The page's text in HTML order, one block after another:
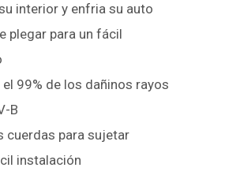
interior y enfria su auto
plegar para un fácil
el 99% de los dañinos rayos
B
cuerdas para sujetar
instalación